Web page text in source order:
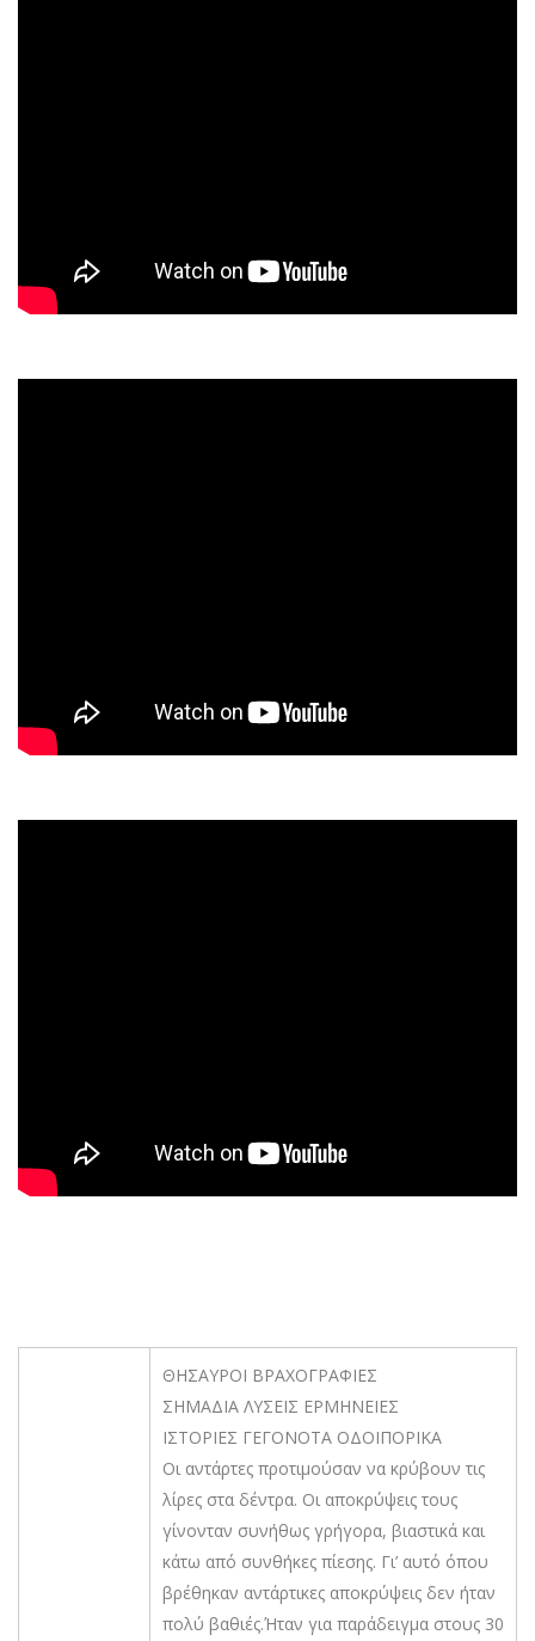
ΘΗΣΑΥΡΟΙ ΒΡΑΧΟΓΡΑΦΙΕΣ
ΣΗΜΑΔΙΑ ΛΥΣΕΙΣ ΕΡΜΗΝΕΙΕΣ
ΙΣΤΟΡΙΕΣ ΓΕΓΟΝΟΤΑ ΟΔΟΙΠΟΡΙΚΑ
Οι αντάρτες προτιμούσαν να κρύβουν τις
λίρες στα δέντρα. Οι αποκρύψεις τους
γίνονταν συνήθως γρήγορα, βιαστικά και
κάτω από συνθήκες πίεσης. Γι’ αυτό όπου
βρέθηκαν αντάρτικες αποκρύψεις δεν ήταν
πολύ βαθιές.Ήταν για παράδειγμα στους 30